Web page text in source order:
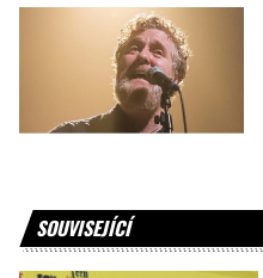
SOUVISEJÍCÍ